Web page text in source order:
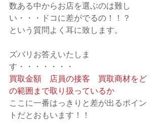
数ある中からお店を選ぶのは難し
い・・・ドコに差がでるの！！？
という質問よく耳に致します。
ズバリお答えいたしま
す・・・・・・・
買取金額　店員の接客　買取商材をど
の範囲まで取り扱っているか
ここに一番はっきりと差が出るポイン
トだとおもいます！！